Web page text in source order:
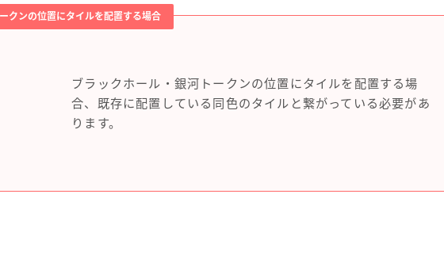
クンの位置にタイルを配置する場合
ブラックホール・銀河トークンの位置にタイルを配置する場
合、既存に配置している同色のタイルと繋がっている必要があ
ります。